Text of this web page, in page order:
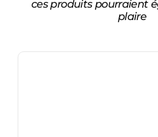
ces produits pourraient
plaire